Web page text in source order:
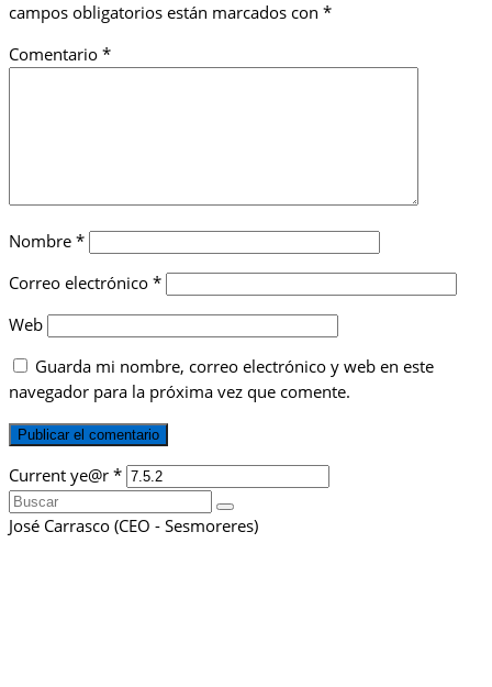
campos obligatorios están marcados con *
Comentario *
Nombre *
Correo electrónico *
Web
Guarda mi nombre, correo electrónico y web en este
navegador para la próxima vez que comente.
Current ye@r *
Buscar
por:
José Carrasco (CEO - Sesmoreres)